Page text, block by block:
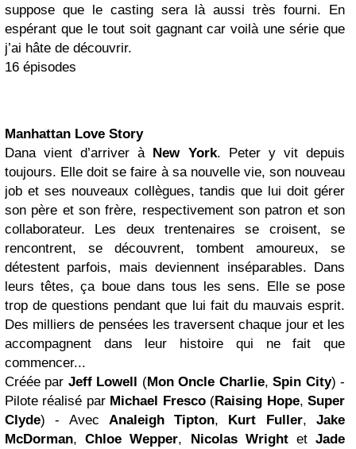
suppose que le casting sera là aussi très fourni. En
espérant que le tout soit gagnant car voilà une série que
j’ai hâte de découvrir.
16 épisodes
Manhattan Love Story
Dana vient d’arriver à New York. Peter y vit depuis
toujours. Elle doit se faire à sa nouvelle vie, son nouveau
job et ses nouveaux collègues, tandis que lui doit gérer
son père et son frère, respectivement son patron et son
collaborateur. Les deux trentenaires se croisent, se
rencontrent, se découvrent, tombent amoureux, se
détestent parfois, mais deviennent inséparables. Dans
leurs têtes, ça boue dans tous les sens. Elle se pose
trop de questions pendant que lui fait du mauvais esprit.
Des milliers de pensées les traversent chaque jour et les
accompagnent dans leur histoire qui ne fait que
commencer...
Créée par Jeff Lowell (Mon Oncle Charlie,Spin City) -
Pilote réalisé par Michael Fresco(Raising Hope,Super
Clyde) - Avec Analeigh Tipton, Kurt Fuller,Jake
McDorman,Chloe Wepper, Nicolas WrightetJade